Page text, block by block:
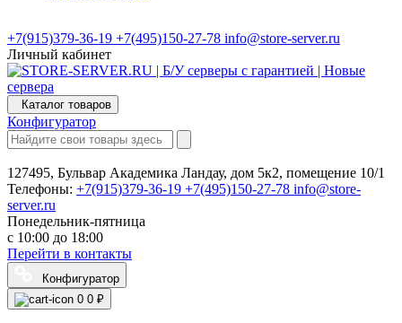
+7(915)379-36-19 +7(495)150-27-78 info@store-server.ru
Личный кабинет
Каталог товаров
Конфигуратор
127495, Бульвар Академика Ландау, дом 5к2, помещение 10/1
Телефоны: +7(915)379-36-19 +7(495)150-27-78 info@store-
server.ru
Понедельник-пятница
с 10:00 до 18:00
Перейти в контакты
Конфигуратор
0 0 ₽